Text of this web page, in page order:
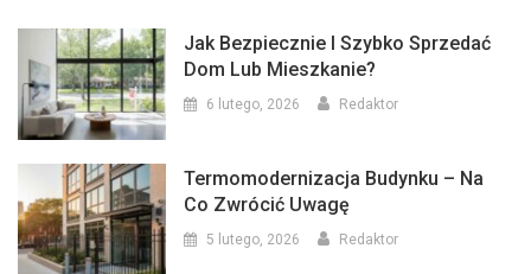
Jak Bezpiecznie I Szybko Sprzedać
Dom Lub Mieszkanie?
6 lutego, 2026 Redaktor
Termomodernizacja Budynku – Na
Co Zwrócić Uwagę
5 lutego, 2026 Redaktor